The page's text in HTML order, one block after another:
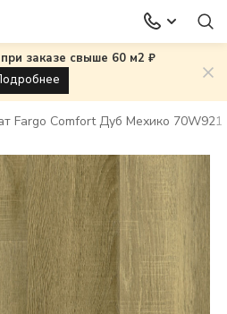
заказе свыше 60 м2 ₽
Fargo Comfort Дуб Мехико 70W921